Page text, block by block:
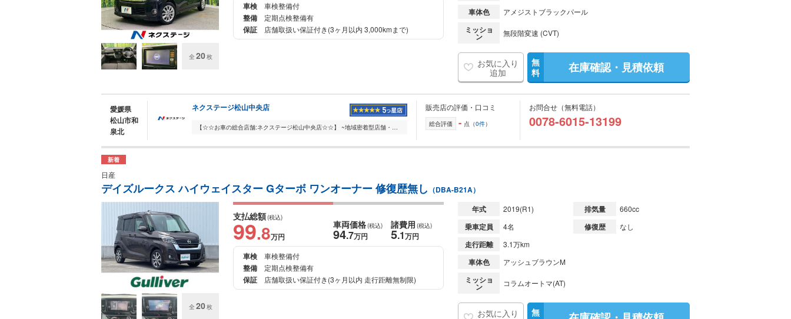
全 20枚
車検
車検整備付
整備 定期点検整備有
保証 店舗取扱い保証付き(3ヶ月以内 3,000kmまで)
車体色 アメジストブラックパール
ミッショ
ン 無段階変速 (CVT)
お気に入り
追加
無
料
在庫確認・見積依頼
愛媛県
松山市和
泉北
ネクステージ松山中央店
【☆☆お車の総合店舗:ネクステージ松山中央店☆☆】 ~地域密着型店舗・お客様に愛される店舗を目指して~ 当店では、車販売・車買取・車検・整備・自動車保険等のお車に係...
販売店の評価・口コミ
総合評価 - 点（0件）
お問合せ（無料電話）
0078-6015-13199
新着
日産
デイズルークス ハイウェイスター Gターボ ワンオーナー 修復歴無し （DBA-B21A）
全 20枚
支払総額(税込)
99.8万円
車両価格(税込)
94.7万円
諸費用 (税込)
5.1万円
車検
車検整備付
整備 定期点検整備有
保証 店舗取扱い保証付き(3ヶ月以内 走行距離無制限)
年式 2019(R1) 排気量 660cc
乗車定員 4名 修復歴 なし
走行距離 3.1万km
車体色 アッシュブラウンM
ミッショ
ン コラムオートマ(AT)
お気に入り
無